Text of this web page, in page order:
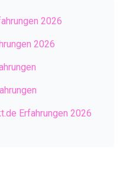
2026
2026
Erfahrungen 2026